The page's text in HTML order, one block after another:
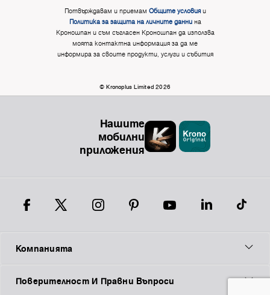
Потвърждавам и приемам Общите условияи
Политика за защита на личните даннина
Кроношпан и съм съгласен Кроношпан да използва
моята контактна информация за да ме
информира за своите продукти, услуги и събития
© Kronoplus Limited 2026
Нашите
мобилни
приложения
Компанията
Поверителност И Правни Въпроси